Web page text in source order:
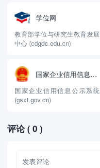
学位网
教育部学位与研究生教育发展
中心 (cdgdc.edu.cn)
国家企业信用信息平台
国家企业信用信息公示系统
(gsxt.gov.cn)
评论( 0 )